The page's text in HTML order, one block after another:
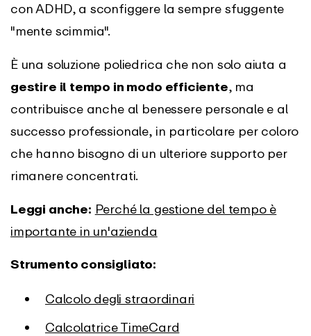
con ADHD, a sconfiggere la sempre sfuggente
"mente scimmia".
È una soluzione poliedrica che non solo aiuta a
gestire il tempo in modo efficiente, ma
contribuisce anche al benessere personale e al
successo professionale, in particolare per coloro
che hanno bisogno di un ulteriore supporto per
rimanere concentrati.
Leggi anche: Perché la gestione del tempo è
importante in un'azienda
Strumento consigliato:
Calcolo degli straordinari
Calcolatrice TimeCard